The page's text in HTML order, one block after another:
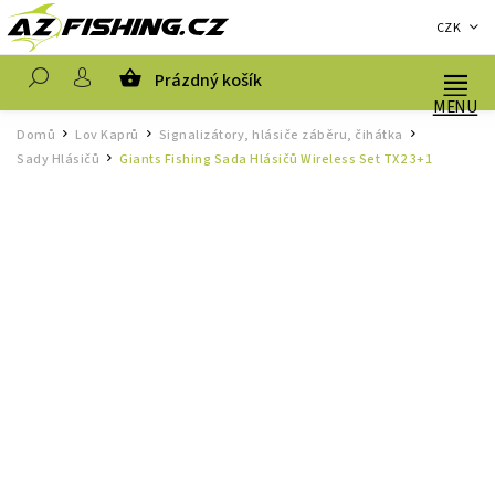
CZK
Prázdný košík
Domů / Lov Kaprů Signalizátory, hlásiče záběru, čihátka
Sady Hlásičů / Giants Fishing Sada Hlásičů Wireless Set TX2 3+1